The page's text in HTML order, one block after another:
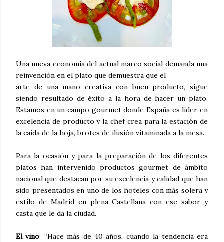
Una nueva economía del actual marco social demanda una
reinvención en el plato que demuestra que el
arte de una mano creativa con buen producto, sigue
siendo resultado de éxito a la hora de hacer un plato.
Estamos en un campo gourmet donde España es líder en
excelencia de producto y la chef crea para la estación de
la caída de la hoja, brotes de ilusión vitaminada a la mesa.
Para la ocasión y para la preparación de los diferentes
platos han intervenido productos gourmet de ámbito
nacional que destacan por su excelencia y calidad que han
sido presentados en uno de los hoteles con más solera y
estilo de Madrid en plena Castellana con ese sabor y
casta que le da la ciudad.
El vino: “Hace más de 40 años, cuando la tendencia era